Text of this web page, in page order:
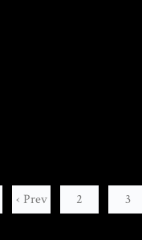
‹ Prev 2 3